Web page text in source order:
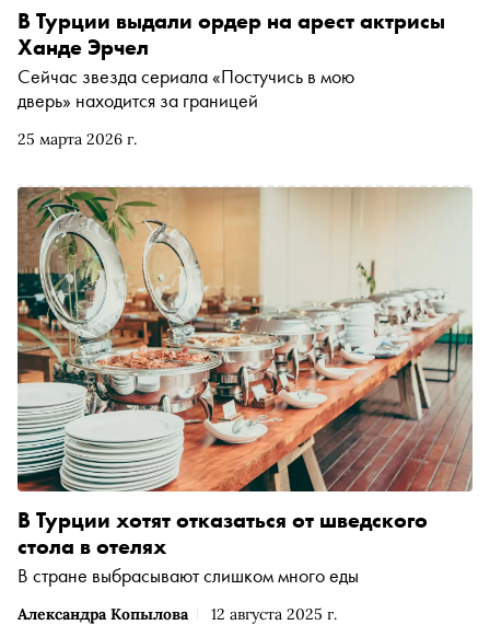
25 марта 2026 г.
В Турции выдали ордер на арест актрисы
Ханде Эрчел
Сейчас звезда сериала «Постучись в мою
дверь» находится за границей
Александра Копылова 12 августа 2025 г.
В Турции хотят отказаться от шведского
стола в отелях
В стране выбрасывают слишком много еды